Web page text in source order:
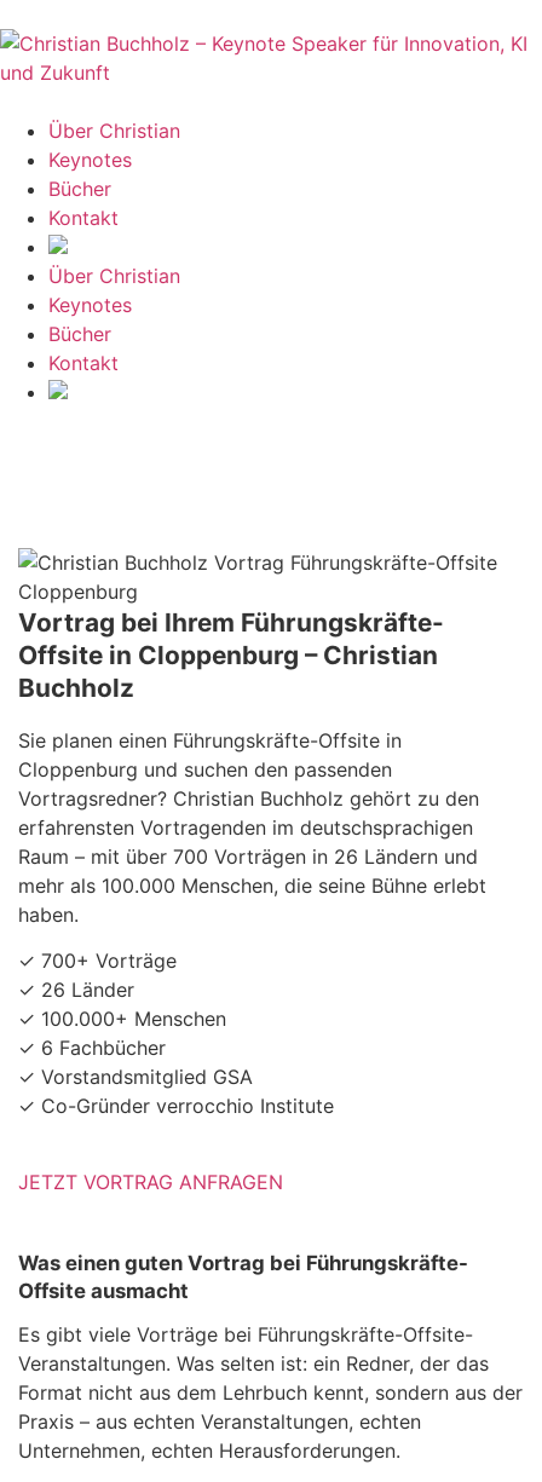
Über Christian
Keynotes
Bücher
Kontakt
Über Christian
Keynotes
Bücher
Kontakt
Vortrag bei Ihrem Führungskräfte-
Offsite in Cloppenburg – Christian
Buchholz
Sie planen einen Führungskräfte-Offsite in
Cloppenburg und suchen den passenden
Vortragsredner? Christian Buchholz gehört zu den
erfahrensten Vortragenden im deutschsprachigen
Raum – mit über 700 Vorträgen in 26 Ländern und
mehr als 100.000 Menschen, die seine Bühne erlebt
haben.
✓ 700+ Vorträge
✓ 26 Länder
✓ 100.000+ Menschen
✓ 6 Fachbücher
✓ Vorstandsmitglied GSA
✓ Co-Gründer verrocchio Institute
JETZT VORTRAG ANFRAGEN
Was einen guten Vortrag bei Führungskräfte-
Offsite ausmacht
Es gibt viele Vorträge bei Führungskräfte-Offsite-
Veranstaltungen. Was selten ist: ein Redner, der das
Format nicht aus dem Lehrbuch kennt, sondern aus der
Praxis – aus echten Veranstaltungen, echten
Unternehmen, echten Herausforderungen.